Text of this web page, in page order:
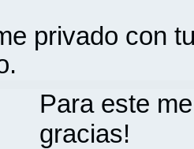
privado con
Para este
gracias!